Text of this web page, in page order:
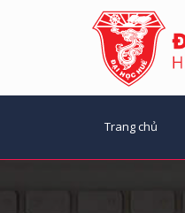
Trang chủ